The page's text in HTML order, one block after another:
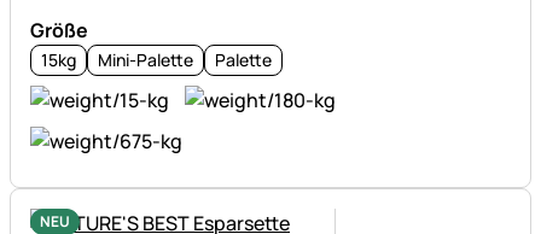
Größe
15kg Mini-Palette Palette
NEU